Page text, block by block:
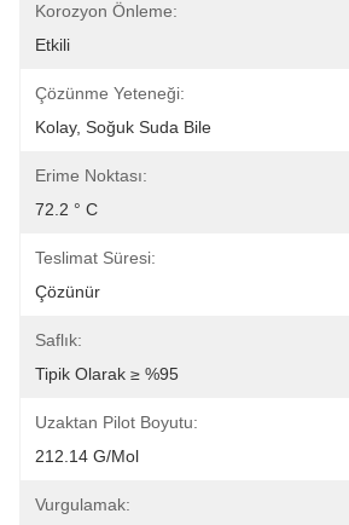
Korozyon Önleme:
Etkili
Çözünme Yeteneği:
Kolay, Soğuk Suda Bile
Erime Noktası:
72.2 ° C
Teslimat Süresi:
Çözünür
Saflık:
Tipik Olarak ≥ %95
Uzaktan Pilot Boyutu:
212.14 G/mol
Vurgulamak: